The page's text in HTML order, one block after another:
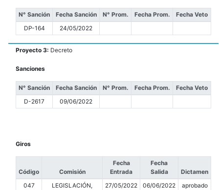
N° Sanción Fecha Sanción N° Prom. Fecha Prom.
Fecha Veto
DP-164
24/05/2022
Proyecto 3: Decreto
Sanciones
N° Sanción Fecha Sanción N° Prom. Fecha Prom.
Fecha Veto
D-2617
09/06/2022
Giros
Código Comisión
Fecha
Entrada
Fecha
Salida
Dictamen
047
LEGISLACIÓN,
27/05/2022 06/06/2022 aprobado